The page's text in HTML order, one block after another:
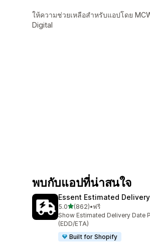
ให้ความช่วยเหลือสำหรับแอปโดย
Digital
พบกับแอปที่น่าสนใจ
Essent Estimated
5.0เต็ม 5 ดาว
(862)
ทั้งหมด 862 รีวิว
•ฟรี
Show Estimated Delivery Date
(EDD/ETA)
Built for Shopify